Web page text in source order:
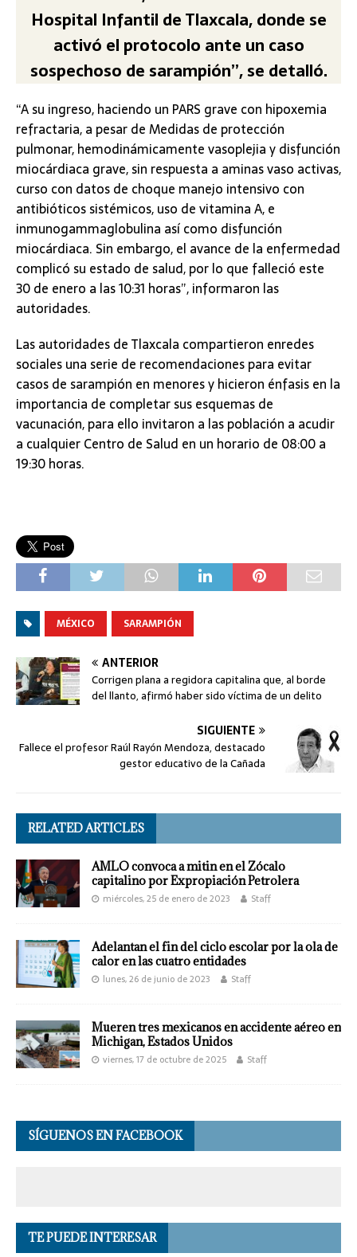
Hospital Infantil de Tlaxcala, donde se
activó el protocolo ante un caso
sospechoso de sarampión”, se detalló.
“A su ingreso, haciendo un PARS grave con hipoxemia
refractaria, a pesar de Medidas de protección
pulmonar, hemodinámicamente vasoplejia y disfunción
miocárdiaca grave, sin respuesta a aminas vaso activas,
curso con datos de choque manejo intensivo con
antibióticos sistémicos, uso de vitamina A, e
inmunogammaglobulina así como disfunción
miocárdiaca. Sin embargo, el avance de la enfermedad
complicó su estado de salud, por lo que falleció este
30 de enero a las 10:31 horas”, informaron las
autoridades.
Las autoridades de Tlaxcala compartieron enredes
sociales una serie de recomendaciones para evitar
casos de sarampión en menores y hicieron énfasis en la
importancia de completar sus esquemas de
vacunación, para ello invitaron a las población a acudir
a cualquier Centro de Salud en un horario de 08:00 a
19:30 horas.
MÉXICO SARAMPIÓN
ANTERIOR
Corrigen plana a regidora capitalina que, al borde
del llanto, afirmó haber sido víctima de un delito
SIGUIENTE
Fallece el profesor Raúl Rayón Mendoza, destacado
gestor educativo de la Cañada
RELATED ARTICLES
AMLO convoca a mitin en el Zócalo
capitalino por Expropiación Petrolera
miércoles, 25 de enero de 2023 Staff
Adelantan el fin del ciclo escolar por la ola de
calor en las cuatro entidades
lunes, 26 de junio de 2023 Staff
Mueren tres mexicanos en accidente aéreo en
Michigan, Estados Unidos
viernes, 17 de octubre de 2025 Staff
SÍGUENOS EN FACEBOOK
TE PUEDE INTERESAR